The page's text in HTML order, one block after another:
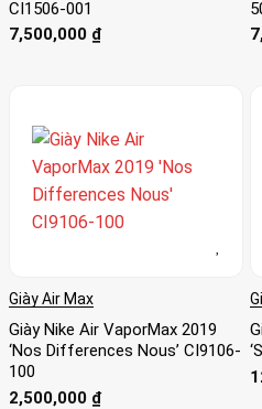
CI1506-001
7,500,000 ₫
Giày Air Max
Giày Nike Air VaporMax 2019
‘Nos Differences Nous’ CI9106-
100
2,500,000 ₫